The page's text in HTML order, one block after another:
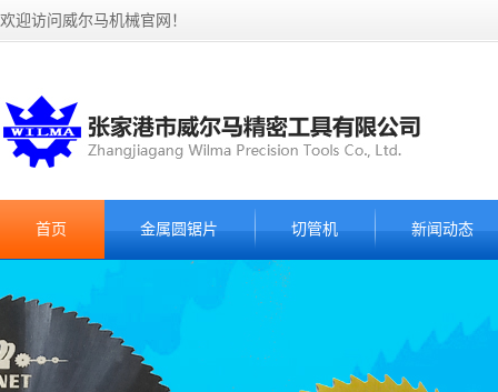
欢迎访问威尔马机械官网！
首页 金属圆锯片 切管机 新闻动态